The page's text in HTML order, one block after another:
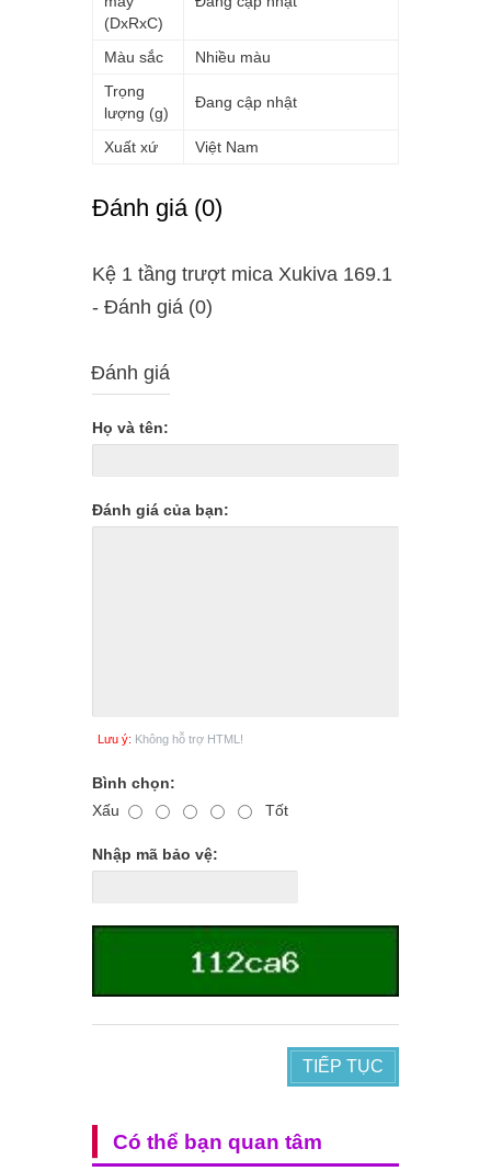
(DxRxC)
Màu sắc
Nhiều màu
Trọng
lượng (g)
Đang cập nhật
Xuất xứ Việt Nam
Ðánh giá (0)
Kệ 1 tầng trượt mica Xukiva 169.1
- Ðánh giá (0)
Đánh giá
Họ và tên:
Đánh giá của bạn:
Lưu ý: Không hỗ trợ HTML!
Bình chọn:
Xấu
Tốt
Nhập mã bảo vệ:
TIẾP TỤC
Có thể bạn quan tâm